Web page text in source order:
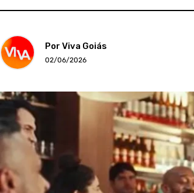
Por Viva Goiás
02/06/2026